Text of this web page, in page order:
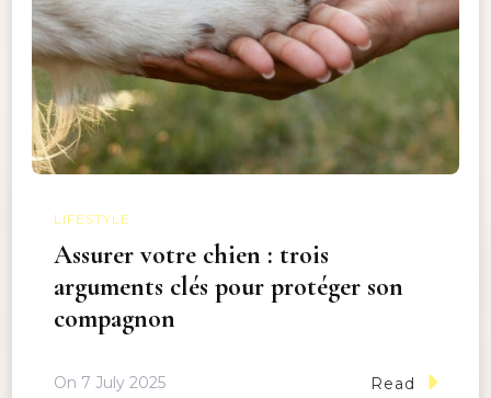
LIFESTYLE
Assurer votre chien : trois
arguments clés pour protéger son
compagnon
On 7 July 2025 Read